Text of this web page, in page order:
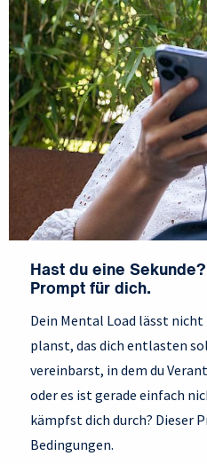
Hast du eine
Prompt für dich.
Dein Mental Load lässt nicht
planst, das dich entlasten
vereinbarst, in dem du
oder es ist gerade einfach
kämpfst dich durch? Dieser
Bedingungen.